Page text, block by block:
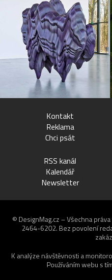
Kontakt
Reklama
Chci psát
RSS kanál
Kalendář
Newsletter
© DesignMag.cz – Všechna
2464-6202. Bez povolení
K analýze návštěvnosti a
Používáním webu s